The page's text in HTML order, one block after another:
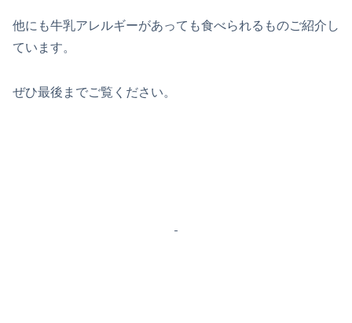
他にも牛乳アレルギーがあっても食べられるものご紹介し
ています。
ぜひ最後までご覧ください。